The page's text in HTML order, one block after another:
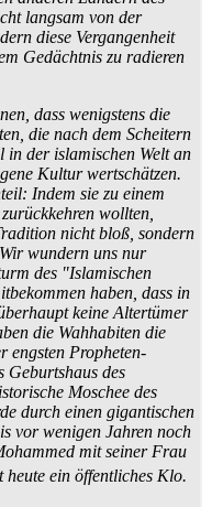
langsam von der
diese Vergangenheit
Gedächtnis zu radieren
dass wenigstens die
die nach dem Scheitern
in der islamischen Welt an
Kultur wert­schätzen.
Indem sie zu einem
wollten,
nicht bloß, sondern
wundern uns nur
des "Islamischen
haben, dass in
keine Altertümer
die Wahhabiten die
engsten Propheten­
Geburtshaus des
Moschee des
durch einen gigantischen
vor wenigen Jahren noch
mit seiner Frau
heute ein öffentliches Klo.